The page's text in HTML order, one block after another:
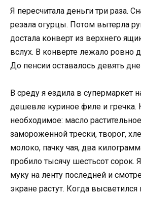
Я пересчитала деньги три раза.
резала огурцы. Потом вытерла
достала конверт из верхнего
вслух. В конверте лежало ровно
До пенсии оставалось девять
В среду я ездила в супермаркет
дешевле куриное филе и гречка.
необходимое: масло
замороженной трески, творог,
молоко, пачку чая, два
пробило тысячу шестьсот
муку на ленту последней и
экране растут. Когда высветился